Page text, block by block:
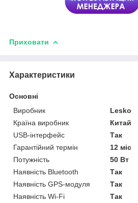
Приховати
Характеристики
Основні
Виробник
Lesko
Країна виробник
Китай
USB-інтерфейс
Так
Гарантійний термін
12 міс
Потужність
50 Вт
Наявність Bluetooth
Так
Наявність GPS-модуля
Так
Наявність Wi-Fi
Так